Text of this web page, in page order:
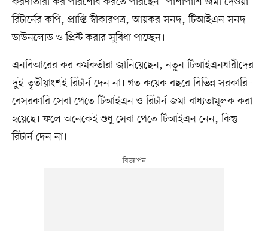
রিটার্নের কপি, প্রাপ্তি স্বীকারপত্র, আয়কর সনদ, টিআইএন সনদ
ডাউনলোড ও প্রিন্ট করার সুবিধা পাচ্ছেন।
এনবিআরের কর কর্মকর্তারা জানিয়েছেন, নতুন টিআইএনধারীদের
দুই-তৃতীয়াংশই রিটার্ন দেন না। গত কয়েক বছরে বিভিন্ন সরকারি–
বেসরকারি সেবা পেতে টিআইএন ও রিটার্ন জমা বাধ্যতামূলক করা
হয়েছে। ফলে অনেকেই শুধু সেবা পেতে টিআইএন নেন, কিন্তু
রিটার্ন দেন না।